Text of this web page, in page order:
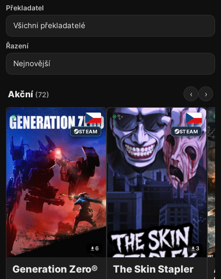
Překladatel
Řazení
Akční (72) ‹ ›
✨
STEAM
6
Generation Zero®
✨
STEAM
3
The Skin Stapler